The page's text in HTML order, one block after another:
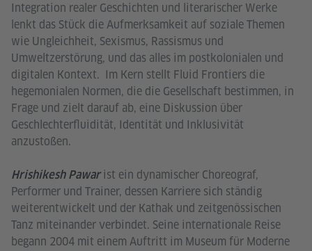
Integration realer Geschichten und literarischer Werke
lenkt das Stück die Aufmerksamkeit auf soziale Themen
wie Ungleichheit, Sexismus, Rassismus und
Umweltzerstörung, und das alles im postkolonialen und
digitalen Kontext. Im Kern stellt Fluid Frontiers die
hegemonialen Normen, die die Gesellschaft bestimmen, in
Frage und zielt darauf ab, eine Diskussion über
Geschlechterfluidität, Identität und Inklusivität
anzustoßen.
Hrishikesh Pawarist ein dynamischer Choreograf,
Performer und Trainer, dessen Karriere sich ständig
weiterentwickelt und der Kathak und zeitgenössischen
Tanz miteinander verbindet. Seine internationale Reise
begann 2004 mit einem Auftritt im Museum für Moderne